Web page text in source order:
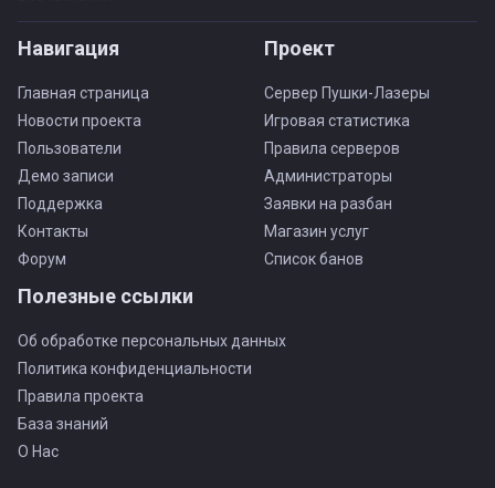
Навигация
Главная страница
Новости проекта
Пользователи
Демо записи
Поддержка
Контакты
Форум
Проект
Сервер Пушки-Лазеры
Игровая статистика
Правила серверов
Администраторы
Заявки на разбан
Магазин услуг
Список банов
Полезные ссылки
Об обработке персональных данных
Политика конфиденциальности
Правила проекта
База знаний
О Нас